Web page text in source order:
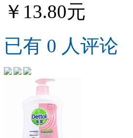
￥13.80元
已有 0 人评论